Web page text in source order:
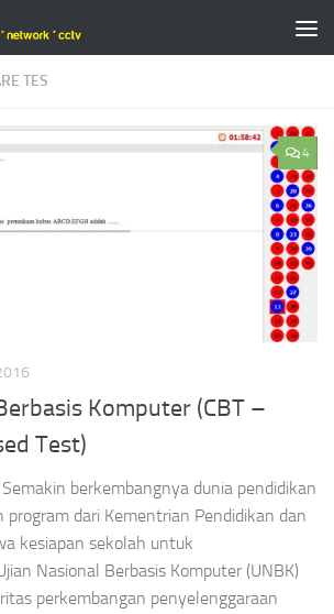
TES
4
Komputer (CBT –
Test)
Semakin berkembangnya dunia pendidikan
program dari Kementrian Pendidikan dan
kesiapan sekolah untuk
Nasional Berbasis Komputer (UNBK)
perkembangan penyelenggaraan